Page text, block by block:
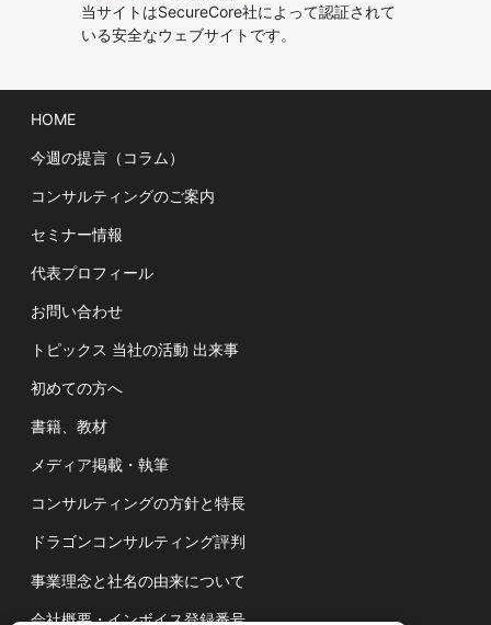
当サイトはSecureCore社によって認証されて
いる安全なウェブサイトです。
HOME
今週の提言（コラム）
コンサルティングのご案内
セミナー情報
代表プロフィール
お問い合わせ
トピックス 当社の活動 出来事
初めての方へ
書籍、教材
メディア掲載・執筆
コンサルティングの方針と特長
ドラゴンコンサルティング評判
事業理念と社名の由来について
会社概要・インボイス登録番号